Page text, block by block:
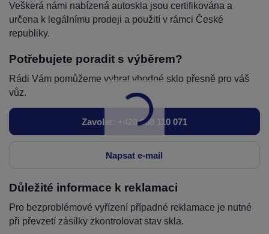
Veškerá námi nabízená autoskla jsou certifikována a
určena k legálnímu prodeji a použití v rámci České
republiky.
Potřebujete poradit s výběrem?
Rádi Vám pomůžeme vybrat vhodné sklo přesně pro váš
vůz.
Zavolat: +420 608 110 071
Napsat e-mail
Důležité informace k reklamaci
Pro bezproblémové vyřízení případné reklamace je nutné
při převzetí zásilky zkontrolovat stav skla.